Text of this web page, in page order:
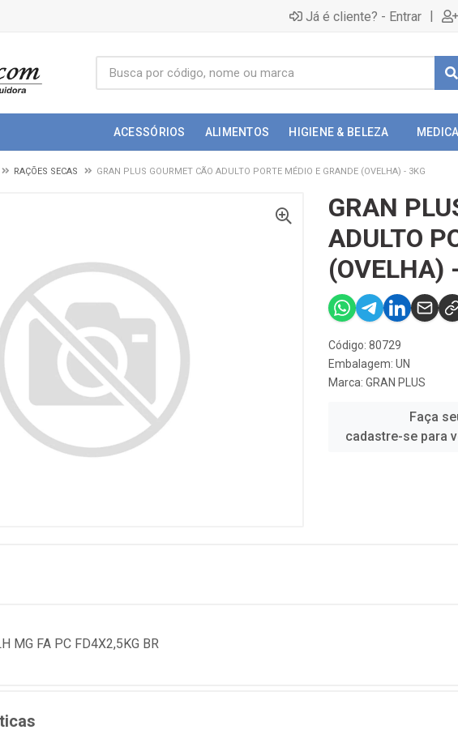
Já é cliente? - Entrar |
ACESSÓRIOS ALIMENTOS HIGIENE & BELEZA
RAÇÕES SECAS GRAN PLUS GOURMET CÃO ADULTO PORTE MÉDIO E GRANDE (OVELHA) - 3KG
GRAN
ADULTO
(OVELHA)
Código: 80729
Embalagem: UN
Marca: GRAN PLUS
Faça
cadastre-se para
MG FA PC FD4X2,5KG BR